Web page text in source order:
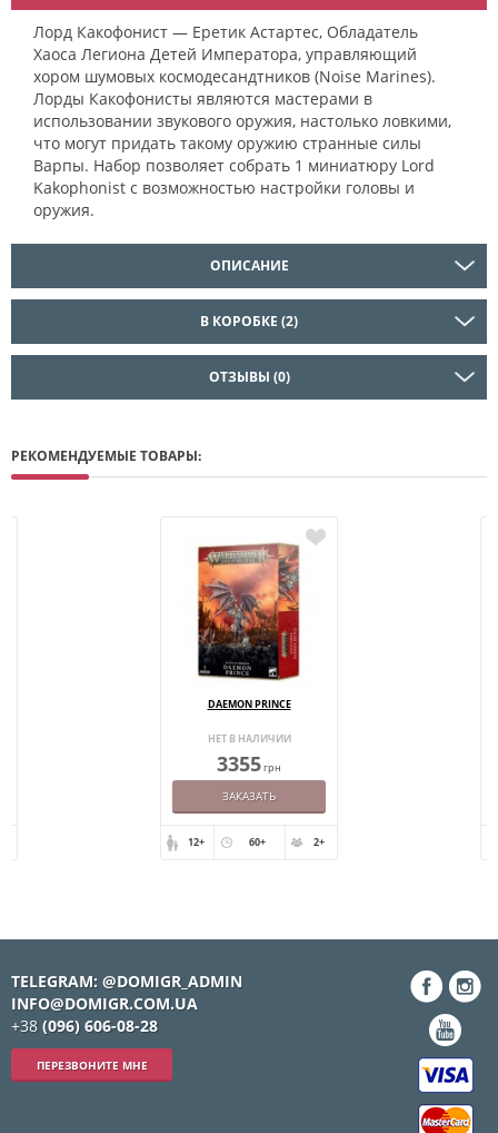
Лорд Какофонист — Еретик Астартес, Обладатель
Хаоса Легиона Детей Императора, управляющий
хором шумовых космодесандтников (Noise Marines).
Лорды Какофонисты являются мастерами в
использовании звукового оружия, настолько ловкими,
что могут придать такому оружию странные силы
Варпы. Набор позволяет собрать 1 миниатюру Lord
Kakophonist с возможностью настройки головы и
оружия.
ОПИСАНИЕ
В КОРОБКЕ (2)
ОТЗЫВЫ (0)
РЕКОМЕНДУЕМЫЕ ТОВАРЫ:
DAEMON PRINCE
НЕТ В НАЛИЧИИ
3355грн
ЗАКАЗАТЬ
12+ 60+ 2+
TELEGRAM: @DOMIGR_ADMIN
INFO@DOMIGR.COM.UA
+38 (096) 606-08-28
ПЕРЕЗВОНИТЕ МНЕ